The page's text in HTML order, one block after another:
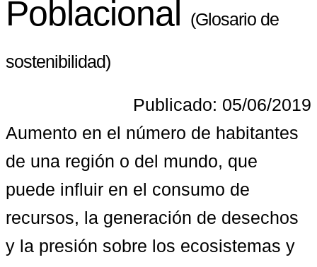
Poblacional (Glosario de
sostenibilidad)
Publicado: 05/06/2019
Aumento en el número de habitantes
de una región o del mundo, que
puede influir en el consumo de
recursos, la generación de desechos
y la presión sobre los ecosistemas y